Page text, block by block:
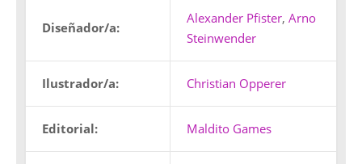
Diseñador/a:
Alexander Pfister, Arno
Steinwender
Ilustrador/a: Christian Opperer
Editorial: Maldito Games